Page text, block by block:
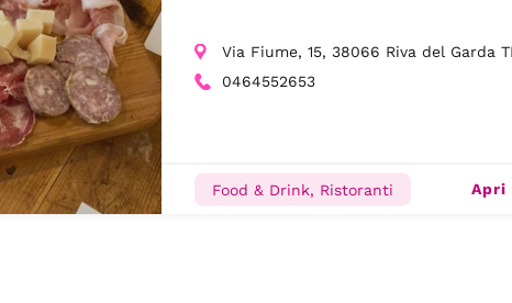
Via Fiume, 15, 38066 Riva del Garda
0464552653
Food & Drink, Ristoranti Apri